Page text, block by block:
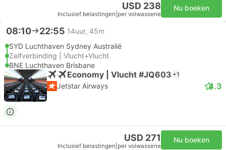
USD 238
Inclusief belastingen per volwassene
Nu boeken
08:10 22:55 14uur, 45m
SYD Luchthaven Sydney Australië
Zelfverbinding | Vlucht+Vlucht
BNE Luchthaven Brisbane
Economy | Vlucht #JQ603 +1
Jetstar Airways 4.3
USD 271
Inclusief belastingen per volwassene
Nu boeken